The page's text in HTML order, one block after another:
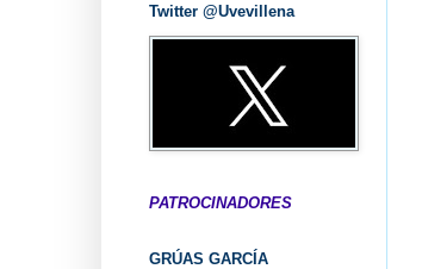
Twitter @Uvevillena
PATROCINADORES
GRÚAS GARCÍA